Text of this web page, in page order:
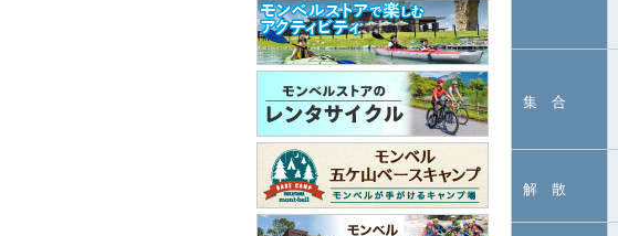
集 合
解 散